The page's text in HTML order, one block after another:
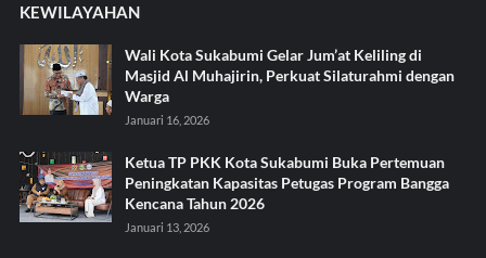
KEWILAYAHAN
Wali Kota Sukabumi Gelar Jum’at Keliling di
Masjid Al Muhajirin, Perkuat Silaturahmi dengan
Warga
Januari 16, 2026
Ketua TP PKK Kota Sukabumi Buka Pertemuan
Peningkatan Kapasitas Petugas Program Bangga
Kencana Tahun 2026
Januari 13, 2026